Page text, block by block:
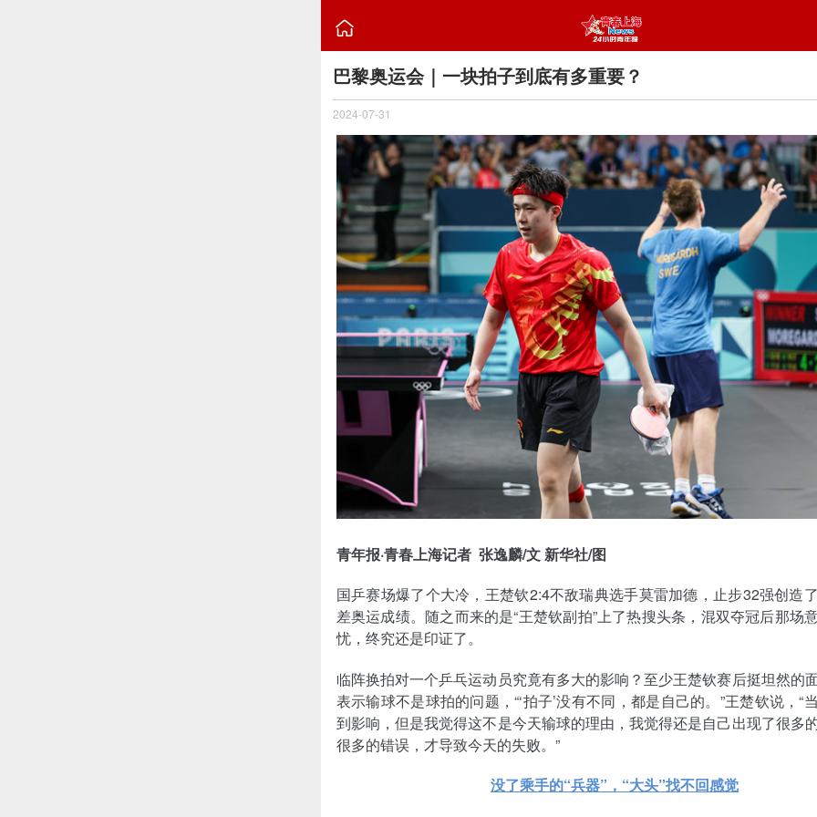

巴黎奥运会｜一块拍子到底有多重要？
2024-07-31
青年报·青春上海记者 张逸麟/文 新华社/图
国乒赛场爆了个大冷，王楚钦2:4不敌瑞典选手莫雷加德，止步32强创造
差奥运成绩。随之而来的是“王楚钦副拍”上了热搜头条，混双夺冠后那场
忧，终究还是印证了。
临阵换拍对一个乒乓运动员究竟有多大的影响？至少王楚钦赛后挺坦然的
表示输球不是球拍的问题，“‘拍子’没有不同，都是自己的。”王楚钦说，“
到影响，但是我觉得这不是今天输球的理由，我觉得还是自己出现了很多
很多的错误，才导致今天的失败。”
没了乘手的“兵器”，“大头”找不回感觉